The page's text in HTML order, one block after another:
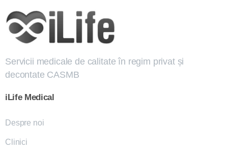
Servicii medicale de calitate în regim privat și
decontate CASMB
iLife Medical
Despre noi
Clinici